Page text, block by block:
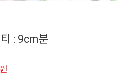
: 9cm분
원